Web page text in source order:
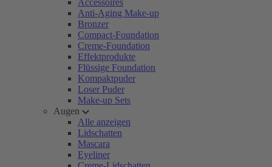
Accessoires
Anti-Aging Make-up
Bronzer
Compact-Foundation
Creme-Foundation
Effektprodukte
Flüssige Foundation
Kompaktpuder
Loser Puder
Make-up Sets
Augen
Alle anzeigen
Lidschatten
Mascara
Eyeliner